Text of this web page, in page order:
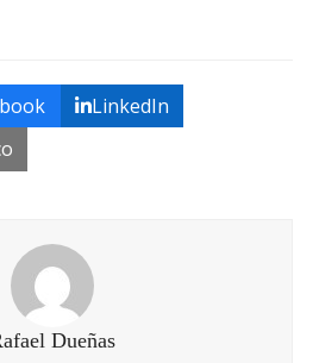
LinkedIn
Dueñas